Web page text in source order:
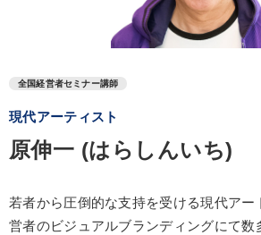
全国経営者セミナー講師
現代アーティスト
原伸一 (はらしんいち)
若者から圧倒的な支持を受ける現代アー
営者のビジュアルブランディングにて数